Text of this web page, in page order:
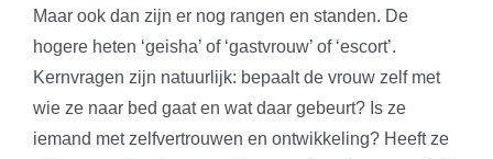
Maar ook dan zijn er nog rangen en standen. De
hogere heten ‘geisha’ of ‘gastvrouw’ of ‘escort’.
Kernvragen zijn natuurlijk: bepaalt de vrouw zelf met
wie ze naar bed gaat en wat daar gebeurt? Is ze
iemand met zelfvertrouwen en ontwikkeling? Heeft ze